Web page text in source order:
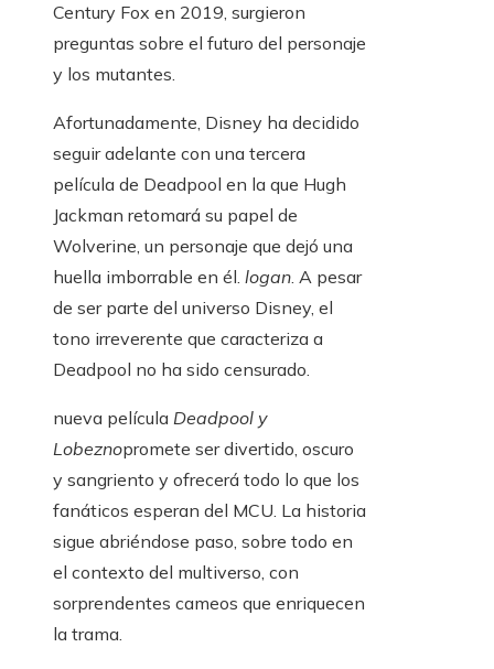
Century Fox en 2019, surgieron
preguntas sobre el futuro del personaje
y los mutantes.
Afortunadamente, Disney ha decidido
seguir adelante con una tercera
película de Deadpool en la que Hugh
Jackman retomará su papel de
Wolverine, un personaje que dejó una
huella imborrable en él. logan. A pesar
de ser parte del universo Disney, el
tono irreverente que caracteriza a
Deadpool no ha sido censurado.
nueva película Deadpool y
Lobeznopromete ser divertido, oscuro
y sangriento y ofrecerá todo lo que los
fanáticos esperan del MCU. La historia
sigue abriéndose paso, sobre todo en
el contexto del multiverso, con
sorprendentes cameos que enriquecen
la trama.